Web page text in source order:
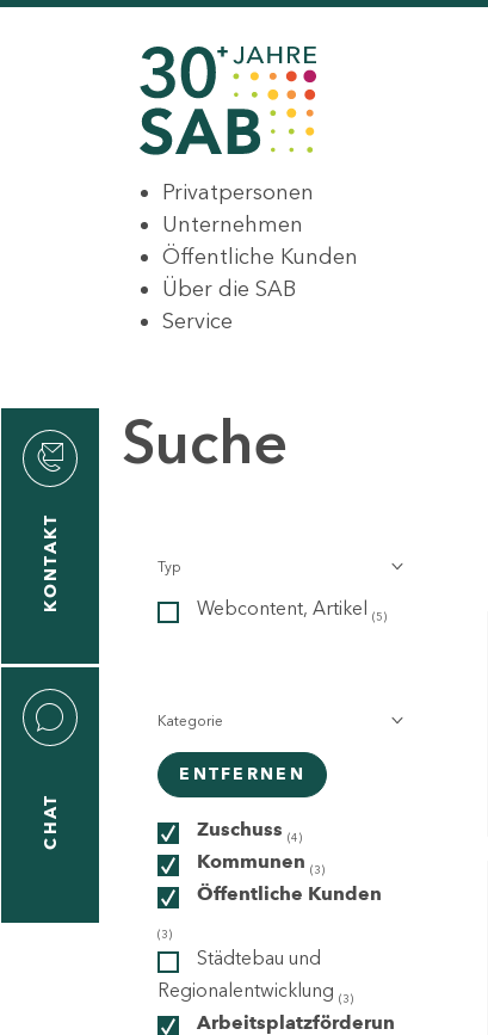
Privatpersonen
Unternehmen
Öffentliche Kunden
Über die SAB
Service
KONTAKT
CHAT
Suche
Typ
Webcontent, Artikel (5)
Kategorie
ENTFERNEN
Zuschuss (4)
Kommunen (3)
Öffentliche Kunden
(3)
Städtebau und
Regionalentwicklung (3)
Arbeitsplatzförderun